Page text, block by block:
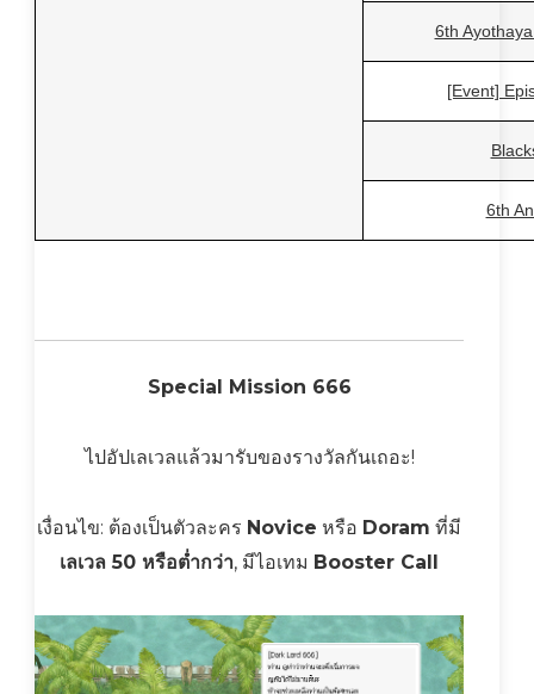
6th
[Event]
6th
Special Mission 666
ไปอัปเลเวลแล้วมารับของรางวัลกันเถอะ!
เงื่อนไข: ต้องเป็นตัวละคร Novice หรือ Doram ที่มี
เลเวล 50 หรือต่ำกว่า, มีไอเทม Booster Call